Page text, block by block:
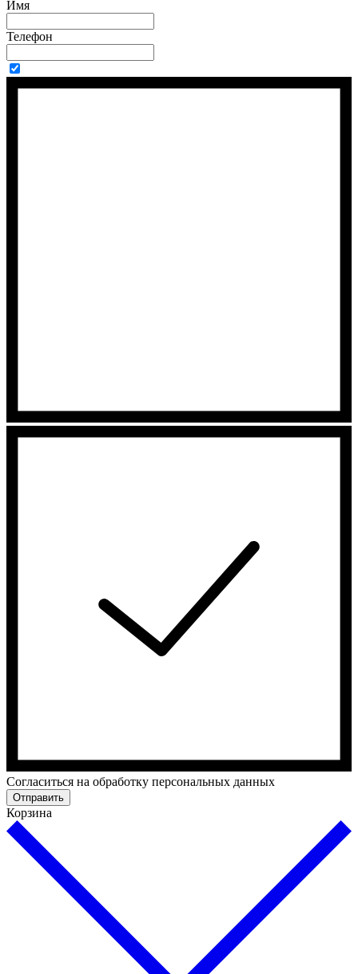
Имя
Телефон
Cогласиться на обработку персональных данных
Отправить
Корзина